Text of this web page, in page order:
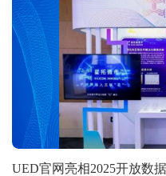
UED官网亮相2025开放数